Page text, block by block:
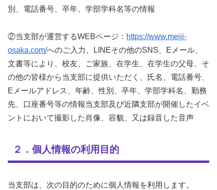
別、電話番号、卒年、学部学科名等の情報
②当支部が運営するWEBページ： https://www.meiji-
osaka.com/へのご入力、LINEその他のSNS、Eメール、
文書等により、校友、ご家族、在学生、在学生の父母、そ
の他の皆様から当支部に提供いただく、氏名、電話番号、
Eメールアドレス、年齢、性別、卒年、学部学科名、勤務
先、口座番号等の情報当支部及び近隣支部が開催したイベ
ントにおいて撮影した肖像、容貌、又は録音した音声
２．個人情報の利用目的
当支部は、次の目的のために個人情報を利用します。